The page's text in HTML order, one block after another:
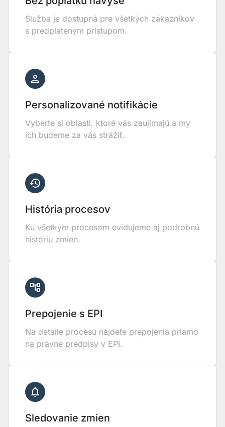
Služba je dostupná pre všetkých zákazníkov
s predplateným prístupom.
Personalizované notifikácie
Vyberte si oblasti, ktoré vás zaujímajú a my
ich budeme za vás strážiť.
História procesov
Ku všetkým procesom evidujeme aj podrobnú
históriu zmien.
Prepojenie s EPI
Na detaile procesu nájdete prepojenia priamo
na právne predpisy v EPI.
Sledovanie zmien